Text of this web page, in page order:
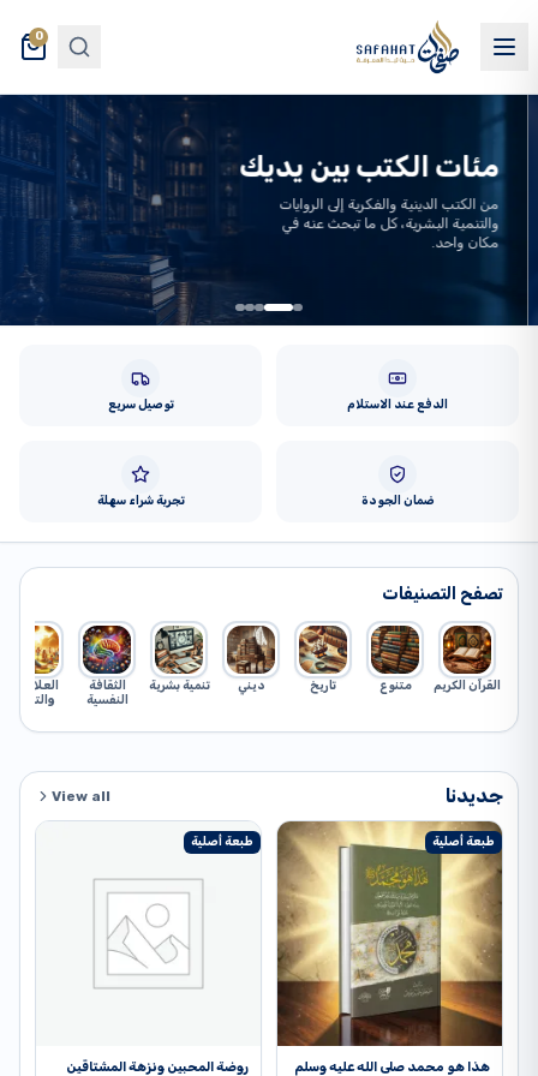
0
مئات الكتب بين يديك
من الكتب الدينية والفكرية إلى الروايات
والتنمية البشرية، كل ما تبحث عنه في
مكان واحد.
الدفع عند الاستلام توصيل سريع
ضمان الجودة تجربة شراء سهلة
تصفح التصنيفات
القرآن الكريم متنوع تاريخ ديني تنمية بشرية
الثقافة
النفسية
العلاقات
والتربية
جديدنا View all
طبعة أصلية
هذا هو محمد صلى الله عليه وسلم
طبعة أصلية
روضة المحبين ونزهة المشتاقين